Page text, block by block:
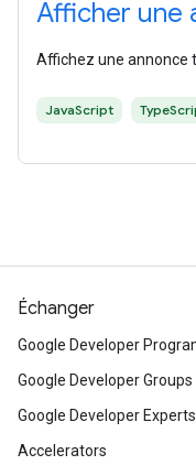
Afficher une
Affichez une annonce
JavaScript
Échanger
Google Developer
Google Developer Groups
Google Developer Experts
Accelerators